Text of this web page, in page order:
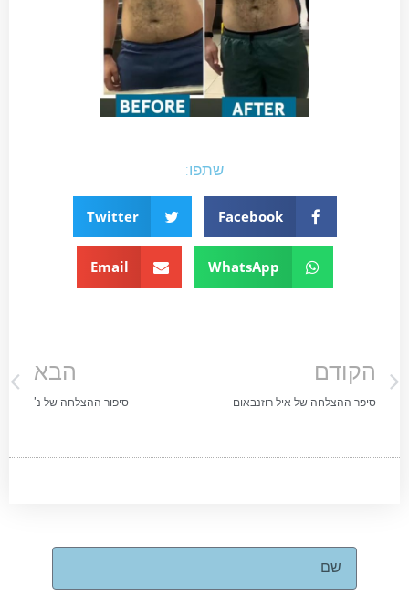
שתפו:
Facebook
Twitter
WhatsApp
Email
הקודם
סיפר ההצלחה של איל רוזנבאום
הבא
סיפור ההצלחה של נ'